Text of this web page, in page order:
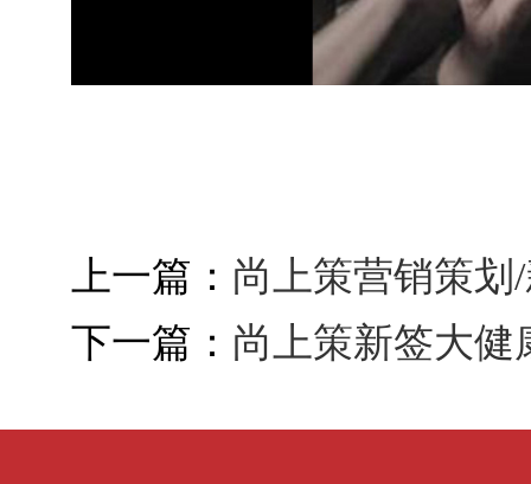
上一篇： 尚上策营销策划
下一篇： 尚上策新签大健